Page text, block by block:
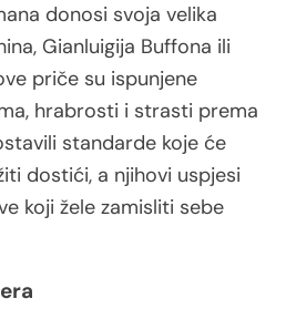
donosi svoja velika
Gianluigija Buffona ili
priče su ispunjene
hrabrosti i strasti prema
standarde koje će
dostići, a njihovi uspjesi
koji žele zamisliti sebe